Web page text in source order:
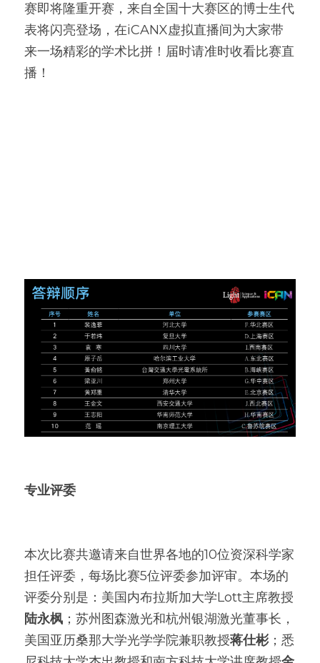
赛即将隆重开赛，来自全国十大赛区的博士生代
表将闪亮登场，在iCANX虚拟直播间为大家带
来一场精彩的学术比拼！届时请准时收看比赛直
播！
专业评委
本次比赛共邀请来自世界各地的10位资深科学家
担任评委，每场比赛5位评委参加评审。本场的
评委分别是：美国内布拉斯加大学Lott主席教授
陆永枫 ；苏州图森激光和杭州银湖激光董事长，
美国亚历桑那大学光学学院兼职教授蒋仕彬；悉